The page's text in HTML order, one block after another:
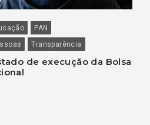
PAN
Transparência
de execução da Bolsa